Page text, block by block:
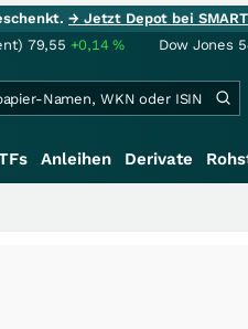
→ Jetzt Depot bei
79,55 +0,14% Dow Jones
Anleihen Derivate